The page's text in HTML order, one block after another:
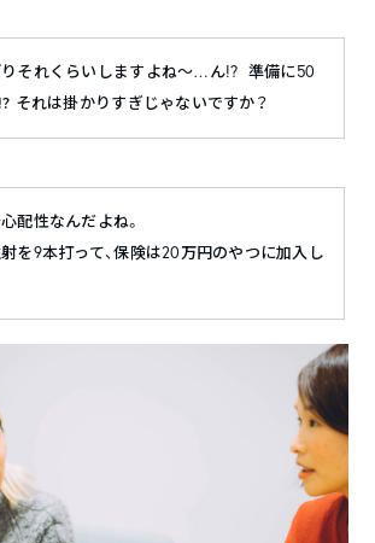
それくらいしますよね～…ん!? 準備に50
それは掛かりすぎじゃないですか？
配性なんだよね。
を9本打って、保険は20万円のやつに加入し